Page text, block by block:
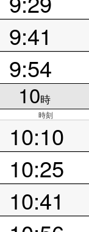
9:41
9:54
10時
時刻
10:10
10:25
10:41